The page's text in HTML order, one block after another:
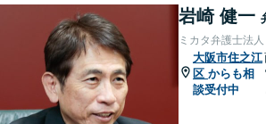
岩崎 健一
ミカタ弁護士法
大阪市住之江
区 からも相
談受付中